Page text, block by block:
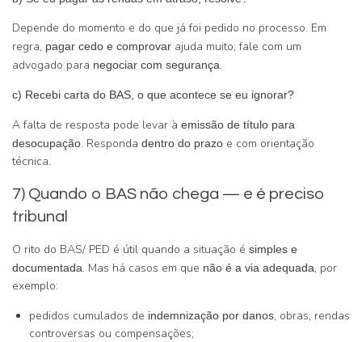
Depende do momento e do que já foi pedido no processo. Em
regra, pagar cedo e comprovar ajuda muito; fale com um
advogado para negociar com segurança.
c) Recebi carta do BAS, o que acontece se eu ignorar?
A falta de resposta pode levar à emissão de título para
desocupação. Responda dentro do prazo e com orientação
técnica.
7) Quando o BAS não chega — e é preciso
tribunal
O rito do BAS/ PED é útil quando a situação é simples e
documentada. Mas há casos em que não é a via adequada, por
exemplo:
pedidos cumulados de indemnização por danos, obras, rendas
controversas ou compensações;